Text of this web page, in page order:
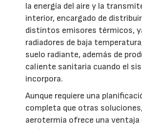
la energía del aire y la
interior, encargado de
distintos emisores térmicos,
radiadores de baja
suelo radiante, además de
caliente sanitaria cuando el
incorpora.
Aunque requiere una
completa que otras
aerotermia ofrece una ventaja